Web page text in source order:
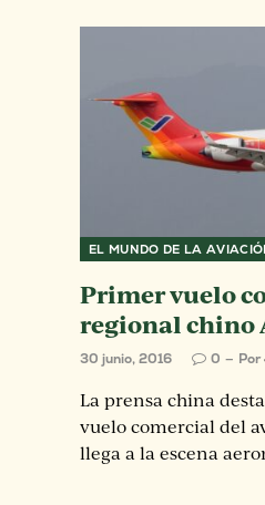
EL MUNDO DE LA
Primer vuelo
regional chino
30 junio, 2016 0 Por
La prensa china
vuelo comercial del
llega a la escena